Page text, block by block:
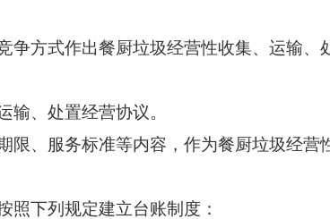
式作出餐厨垃圾经营性收集、运输、
、处置经营协议。
、服务标准等内容，作为餐厨垃圾经营
下列规定建立台账制度：